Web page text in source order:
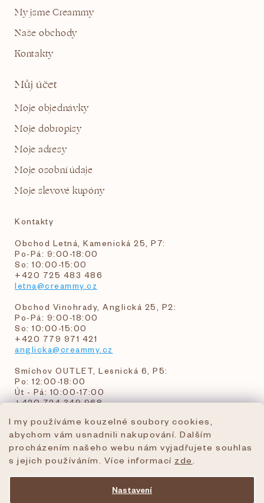
I my používáme kouzelné soubory cookies,
abychom vám usnadnili nakupování. Dalším
procházením našeho webu nám vyjadřujete souhlas
s jejich používáním. Více informací zde
Nastavení
My jsme Creammy
Naše obchody
Kontakty
Můj účet
Moje objednávky
Moje dobropisy
Moje adresy
Moje osobní údaje
Moje slevové kupóny
Kontakty
Obchod Letná, Kamenická 25, P7:
Po-Pá: 9:00-18:00
So: 10:00-15:00
+420 725 483 486
letna@creammy.cz
Obchod Vinohrady, Anglická 25, P2:
Po-Pá: 9:00-18:00
So: 10:00-15:00
+420 779 971 421
anglicka@creammy.cz
Smíchov OUTLET, Lesnická 6, P5:
Po: 12:00-18:00
Út - Pá: 10:00-17:00
+420 724 349 968
objednavky@creammy.cz
tel:+420 724 349 968